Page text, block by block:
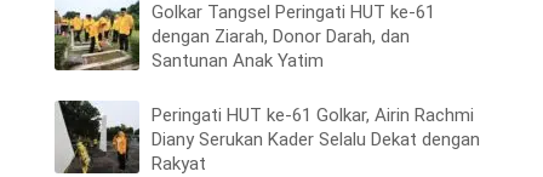
Golkar Tangsel Peringati HUT ke-61
dengan Ziarah, Donor Darah, dan
Santunan Anak Yatim
Peringati HUT ke-61 Golkar, Airin Rachmi
Diany Serukan Kader Selalu Dekat dengan
Rakyat